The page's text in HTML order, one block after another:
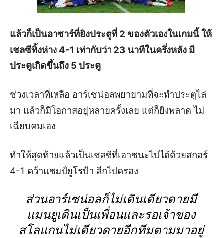
แล้วก็เป็นอาซาร์ที่ยิงประตูที่ 2 ของตัวเองในเกมนี้ ให้
เชลซีทิ้งห่าง 4-1 เท่ากับว่า 23 นาทีในครึ่งหลัง มี
ประตูเกิดขึ้นถึง 5 ประตู
ช่วงเวลาที่เหลือ อาร์เซน่อลพยายามที่จะทำประตูไล่
มา แล้วก็มีโอกาสอยู่หลายครั้งเลย แต่ก็ยิงพลาด ไม่
เฉียบคมเอง
ทำให้สุดท้ายแล้วเป็นเชลซีที่เอาชนะไปได้ด้วยสกอร์
4-1 คว้าแชมป์ยูโรป้า ลีกไปครอง
ส่วนอาร์เซน่อลก็ไม่เดินเดียวดายมี
แมนยูเดินเป็นเพื่อนและรอเจ้าของ
สโลแกนไม่เดียวดายอีกทีมตามมาอยู่